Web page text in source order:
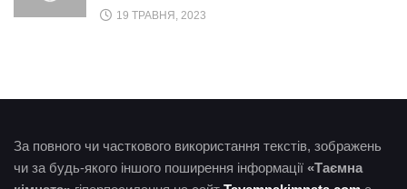
19 ТРАВНЯ, 2023
За повного чи часткового використання текстів, зображень
чи за будь-якого іншого поширення інформації «Таємна